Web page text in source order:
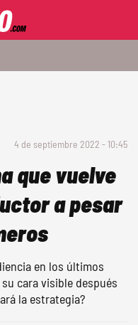
4 de septiembre 2022 - 10:45
que vuelve
a pesar
en los últimos
cara visible después
la estrategia?